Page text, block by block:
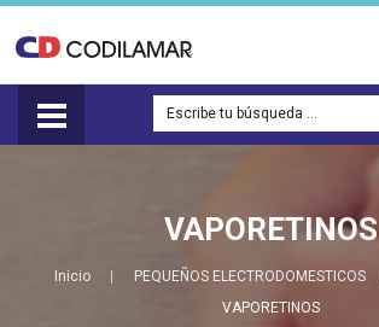
VAPORETINOS
Inicio PEQUEÑOS ELECTRODOMESTICOS
VAPORETINOS